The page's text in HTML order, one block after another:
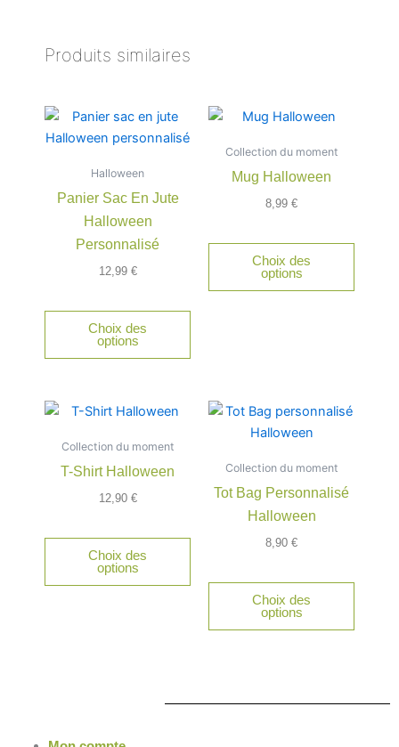
Produits similaires
Halloween
Panier Sac En Jute
Halloween
Personnalisé
12,99 €
Choix des
options
Collection du moment
Mug Halloween
8,99 €
Choix des
options
Collection du moment
T-Shirt Halloween
12,90 €
Choix des
options
plusieurs
variations.
options
être
Collection du moment
Tot Bag Personnalisé
Halloween
8,90 €
Choix des
options